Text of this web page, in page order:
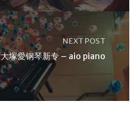
NEXT POST
大塚愛钢琴新专 – aio piano